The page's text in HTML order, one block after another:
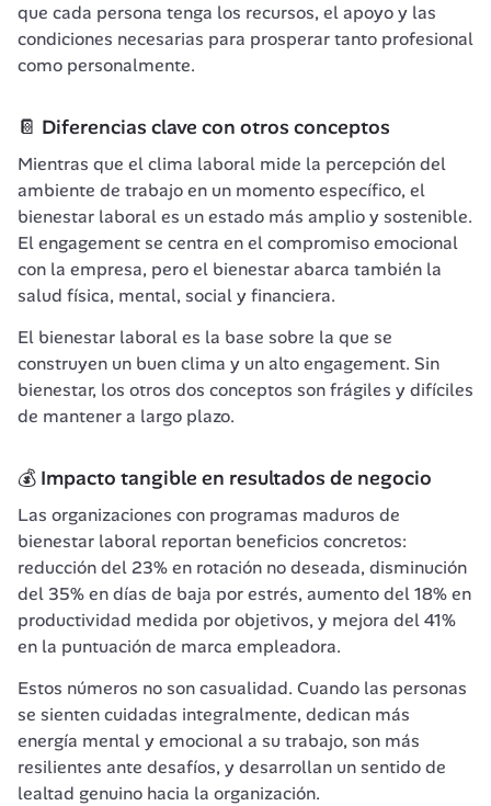
que cada persona tenga los recursos, el apoyo y las
condiciones necesarias para prosperar tanto profesional
como personalmente.
📔 Diferencias clave con otros conceptos
Mientras que el clima laboral mide la percepción del
ambiente de trabajo en un momento específico, el
bienestar laboral es un estado más amplio y sostenible.
El engagement se centra en el compromiso emocional
con la empresa, pero el bienestar abarca también la
salud física, mental, social y financiera.
El bienestar laboral es la base sobre la que se
construyen un buen clima y un alto engagement. Sin
bienestar, los otros dos conceptos son frágiles y difíciles
de mantener a largo plazo.
💰 Impacto tangible en resultados de negocio
Las organizaciones con programas maduros de
bienestar laboral reportan beneficios concretos:
reducción del 23% en rotación no deseada, disminución
del 35% en días de baja por estrés, aumento del 18% en
productividad medida por objetivos, y mejora del 41%
en la puntuación de marca empleadora.
Estos números no son casualidad. Cuando las personas
se sienten cuidadas integralmente, dedican más
energía mental y emocional a su trabajo, son más
resilientes ante desafíos, y desarrollan un sentido de
lealtad genuino hacia la organización.